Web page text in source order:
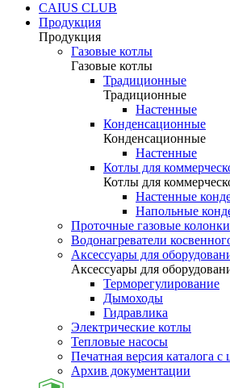
CAIUS CLUB
Продукция
Продукция
Газовые котлы
Газовые котлы
Традиционные
Традиционные
Настенные
Конденсационные
Конденсационные
Настенные
Котлы для
Котлы для
Настенные
Напольные
Проточные газовые колонки
Водонагреватели
Аксессуары для
Аксессуары для
Терморегулирование
Дымоходы
Гидравлика
Электрические котлы
Тепловые насосы
Печатная версия каталога с
Архив документации